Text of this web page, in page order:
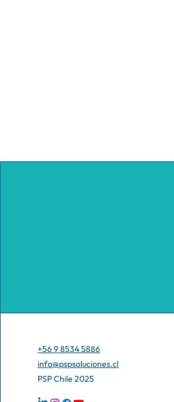
+56 9 8534 5886
info@pspsoluciones.cl
PSP Chile 2025